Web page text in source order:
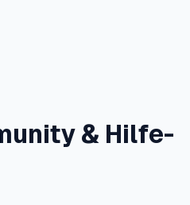
& Hilfe-